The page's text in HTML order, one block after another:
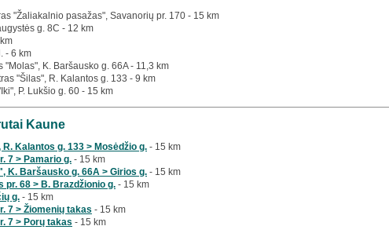
"Žaliakalnio pasažas", Savanorių pr. 170 - 15 km
g. 8C - 12 km
- 6 km
"Molas", K. Baršausko g. 66A - 11,3 km
"Šilas", R. Kalantos g. 133 - 9 km
P. Lukšio g. 60 - 15 km
Kaune
Kalantos g. 133 > Mosėdžio g. - 15 km
7 > Pamario g. - 15 km
K. Baršausko g. 66A > Girios g. - 15 km
68 > B. Brazdžionio g. - 15 km
g. - 15 km
7 > Žiomenių takas - 15 km
7 > Porų takas - 15 km